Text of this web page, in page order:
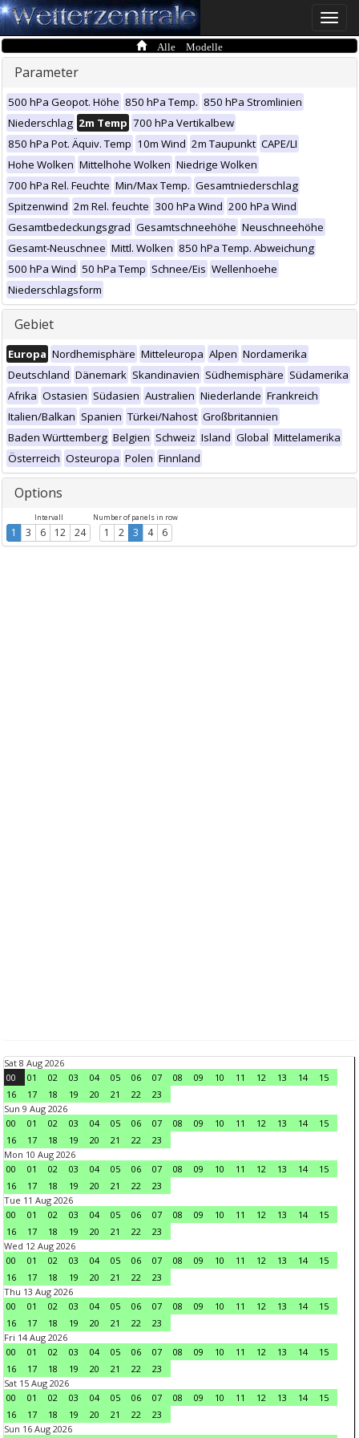
Toggle
Alle Modelle
Parameter
500 hPa Geopot. Höhe 850 hPa Temp. 850 hPa Stromlinien
Niederschlag 2m Temp 700 hPa Vertikalbew
850 hPa Pot. Äquiv. Temp 10m Wind 2m Taupunkt CAPE/LI
Hohe Wolken Mittelhohe Wolken Niedrige Wolken
700 hPa Rel. Feuchte Min/Max Temp. Gesamtniederschlag
Spitzenwind 2m Rel. feuchte 300 hPa Wind 200 hPa Wind
Gesamtbedeckungsgrad Gesamtschneehöhe Neuschneehöhe
Gesamt-Neuschnee Mittl. Wolken 850 hPa Temp. Abweichung
500 hPa Wind 50 hPa Temp Schnee/Eis Wellenhoehe
Niederschlagsform
Gebiet
Europa Nordhemisphäre Mitteleuropa Alpen Nordamerika
Deutschland Dänemark Skandinavien Südhemisphäre Südamerika
Afrika Ostasien Südasien Australien Niederlande Frankreich
Italien/Balkan Spanien Türkei/Nahost Großbritannien
Baden Württemberg Belgien Schweiz Island Global Mittelamerika
Österreich Osteuropa Polen Finnland
Options
Intervall
1 3 6 12 24
Number of panels in row
1 2 3 4 6
Sat 8 Aug 2026
00
01 02 03 04 05 06 07 08 09 10 11 12 13 14
15
16
17 18 19 20 21 22
23
Sun 9 Aug 2026
00
01 02 03 04 05 06 07 08 09 10 11 12 13 14
15
16
17 18 19 20 21 22
23
Mon 10 Aug 2026
00
01 02 03 04 05 06 07 08 09 10 11 12 13 14
15
16
17 18 19 20 21 22
23
Tue 11 Aug 2026
00
01 02 03 04 05 06 07 08 09 10 11 12 13 14
15
16
17 18 19 20 21 22
23
Wed 12 Aug 2026
00
01 02 03 04 05 06 07 08 09 10 11 12 13 14
15
16
17 18 19 20 21 22
23
Thu 13 Aug 2026
00
01 02 03 04 05 06 07 08 09 10 11 12 13 14
15
16
17 18 19 20 21 22
23
Fri 14 Aug 2026
00
01 02 03 04 05 06 07 08 09 10 11 12 13 14
15
16
17 18 19 20 21 22
23
Sat 15 Aug 2026
00
01 02 03 04 05 06 07 08 09 10 11 12 13 14
15
16
17 18 19 20 21 22
23
Sun 16 Aug 2026